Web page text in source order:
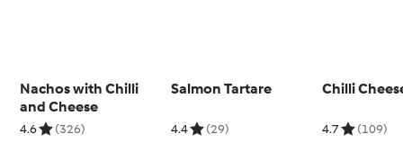
Nachos with Chilli
and Cheese
4.6 (326)
Salmon Tartare
4.4 (29)
Chilli
4.7 (109)